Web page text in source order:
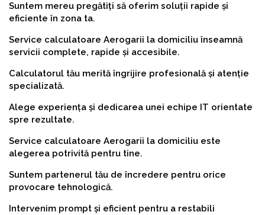
Suntem mereu pregătiți să oferim soluții rapide și
eficiente în zona ta.
Service calculatoare Aerogarii la domiciliu înseamnă
servicii complete, rapide și accesibile.
Calculatorul tău merită îngrijire profesională și atenție
specializată.
Alege experiența și dedicarea unei echipe IT orientate
spre rezultate.
Service calculatoare Aerogarii la domiciliu este
alegerea potrivită pentru tine.
Suntem partenerul tău de încredere pentru orice
provocare tehnologică.
Intervenim prompt și eficient pentru a restabili